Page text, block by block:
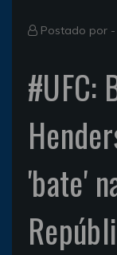
Postado por -
#UFC:
'bate'